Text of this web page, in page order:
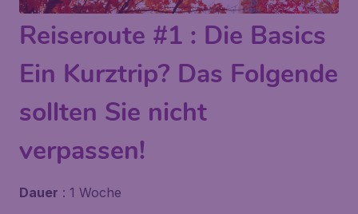
Reiseroute #1 : Die Basics
Ein Kurztrip? Das Folgende
sollten Sie nicht
verpassen!
Dauer : 1 Woche